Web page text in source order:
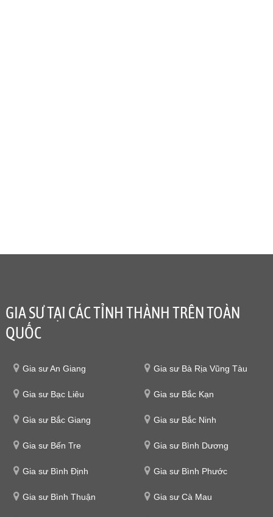
GIA SƯ TẠI CÁC TỈNH THÀNH TRÊN TOÀN
QUỐC
Gia sư An Giang Gia sư Bà Rịa Vũng Tàu
Gia sư Bạc Liêu Gia sư Bắc Kạn
Gia sư Bắc Giang Gia sư Bắc Ninh
Gia sư Bến Tre Gia sư Bình Dương
Gia sư Bình Định Gia sư Bình Phước
Gia sư Bình Thuận Gia sư Cà Mau